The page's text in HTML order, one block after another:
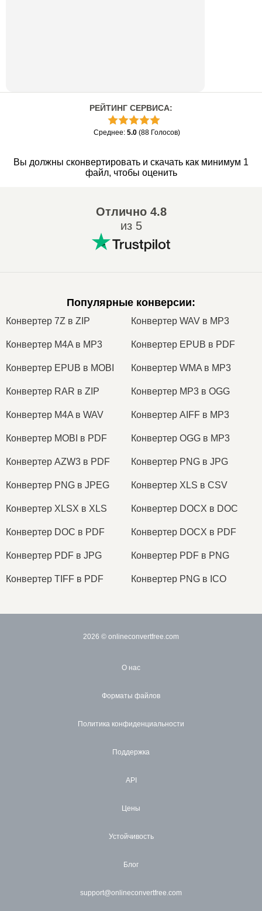
РЕЙТИНГ СЕРВИСА:
Среднее: 5.0 (88 Голосов)
Вы должны сконвертировать и скачать как минимум 1
файл, чтобы оценить
Отлично4.8
из 5
Популярные конверсии:
Конвертер 7Z в ZIP Конвертер WAV в MP3
Конвертер M4A в MP3 Конвертер EPUB в PDF
Конвертер EPUB в MOBI Конвертер WMA в MP3
Конвертер RAR в ZIP Конвертер MP3 в OGG
Конвертер M4A в WAV Конвертер AIFF в MP3
Конвертер MOBI в PDF Конвертер OGG в MP3
Конвертер AZW3 в PDF Конвертер PNG в JPG
Конвертер PNG в JPEG Конвертер XLS в CSV
Конвертер XLSX в XLS Конвертер DOCX в DOC
Конвертер DOC в PDF Конвертер DOCX в PDF
Конвертер PDF в JPG Конвертер PDF в PNG
Конвертер TIFF в PDF Конвертер PNG в ICO
2026 © onlineconvertfree.com
О нас
Форматы файлов
Политика конфиденциальности
Поддержка
API
Цены
Устойчивость
Блог
support@onlineconvertfree.com